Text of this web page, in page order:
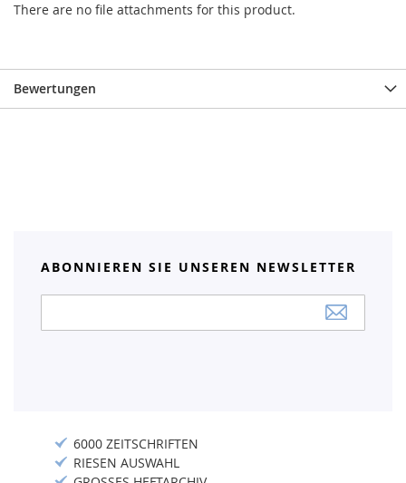
There are no file attachments for this product.
Bewertungen
ABONNIEREN SIE UNSEREN NEWSLETTER
Newsletter:
6000 ZEITSCHRIFTEN
RIESEN AUSWAHL